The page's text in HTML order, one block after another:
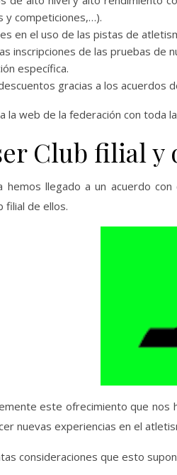
y competiciones,…).
en el uso de las pistas de
inscripciones de las pruebas de
específica.
gracias a los acuerdos
la web de la federación con toda
Club filial
hemos llegado a un acuerdo con
filial de ellos.
este ofrecimiento que nos
nuevas experiencias en el
consideraciones que esto